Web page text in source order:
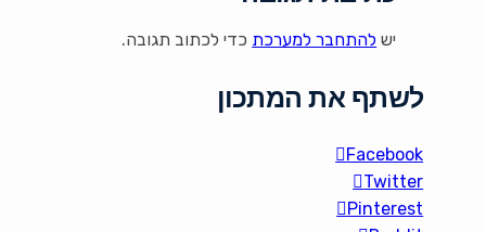
900 גרם תפוחי אדמה
פאונד) או 6 […]
יש להתחבר למערכת כדי לכתוב תגובה.
לשתף את המתכון
Facebook
Twitter
Pinterest